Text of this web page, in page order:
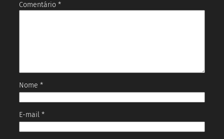
Comentário *
Nome *
E-mail *